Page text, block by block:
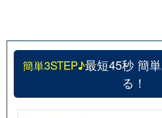
簡単3STEP♪最短45秒 簡
る！